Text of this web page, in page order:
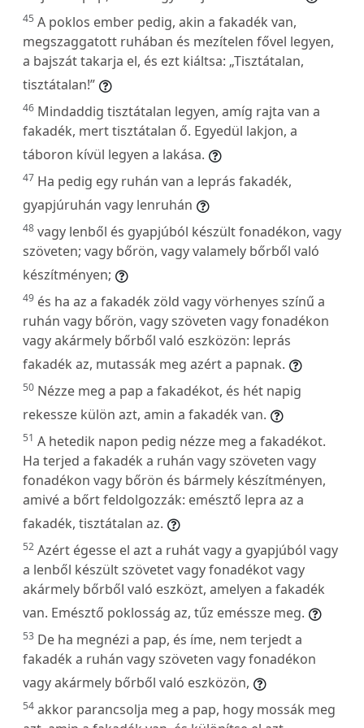
45 A poklos ember pedig, akin a fakadék van,
megszaggatott ruhában és mezítelen fővel legyen,
a bajszát takarja el, és ezt kiáltsa: „Tisztátalan,
tisztátalan!”
46 Mindaddig tisztátalan legyen, amíg rajta van a
fakadék, mert tisztátalan ő. Egyedül lakjon, a
táboron kívül legyen a lakása.
47 Ha pedig egy ruhán van a leprás fakadék,
gyapjúruhán vagy lenruhán
48 vagy lenből és gyapjúból készült fonadékon, vagy
szöveten; vagy bőrön, vagy valamely bőrből való
készítményen;
49 és ha az a fakadék zöld vagy vörhenyes színű a
ruhán vagy bőrön, vagy szöveten vagy fonadékon
vagy akármely bőrből való eszközön: leprás
fakadék az, mutassák meg azért a papnak.
50 Nézze meg a pap a fakadékot, és hét napig
rekessze külön azt, amin a fakadék van.
51 A hetedik napon pedig nézze meg a fakadékot.
Ha terjed a fakadék a ruhán vagy szöveten vagy
fonadékon vagy bőrön és bármely készítményen,
amivé a bőrt feldolgozzák: emésztő lepra az a
fakadék, tisztátalan az.
52 Azért égesse el azt a ruhát vagy a gyapjúból vagy
a lenből készült szövetet vagy fonadékot vagy
akármely bőrből való eszközt, amelyen a fakadék
van. Emésztő poklosság az, tűz eméssze meg.
53 De ha megnézi a pap, és íme, nem terjedt a
fakadék a ruhán vagy szöveten vagy fonadékon
vagy akármely bőrből való eszközön,
54 akkor parancsolja meg a pap, hogy mossák meg